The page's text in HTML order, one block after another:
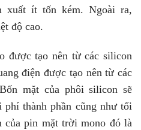
xuất ít tốn kém. Ngoài ra,
độ cao.
được tạo nên từ các silicon
điện được tạo nên từ các
mặt của phôi silicon sẽ
thành phần cũng như tối
của pin mặt trời mono đó là